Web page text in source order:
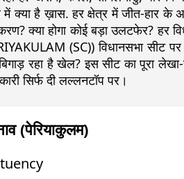
में क्या है ख़ास. हर क्षेत्र में जीत-
क्या होगा कोई बड़ा उलटफेर? हर
(SC)) विधानसभा सीट
बिगाड़ रहा है खेल? इस सीट का पूरा
सिर्फ दी लल्लनटॉप पर।
(पेरियाकुलम)